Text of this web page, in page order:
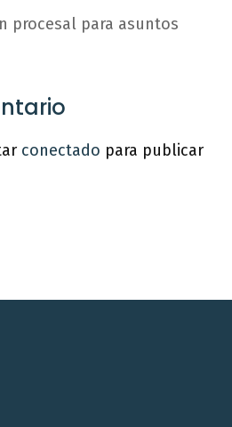
procesal para asuntos
conectado para publicar